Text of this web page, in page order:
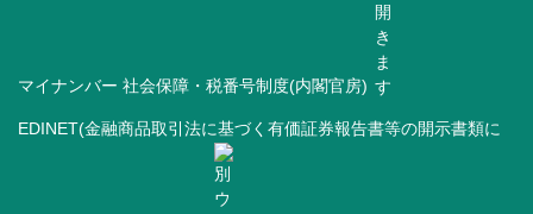
マイナンバー 社会保障・税番号制度(内閣官房)
EDINET(金融商品取引法に基づく有価証券報告書等の開示書類に